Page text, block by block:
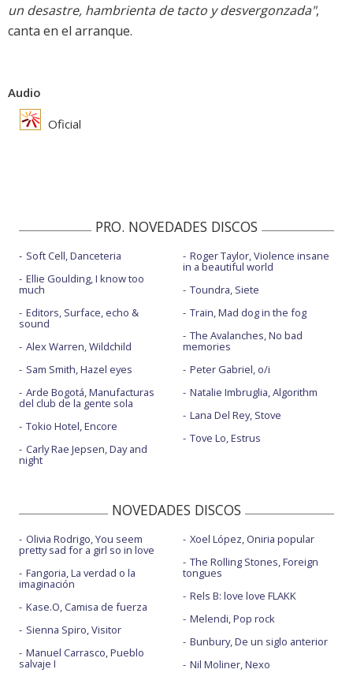
un desastre, hambrienta de tacto y desvergonzada",
canta en el arranque.
Audio
Oficial
PRO. NOVEDADES DISCOS
Soft Cell, Danceteria
Ellie Goulding, I know too
much
Editors, Surface, echo &
sound
Alex Warren, Wildchild
Sam Smith, Hazel eyes
Arde Bogotá, Manufacturas
del club de la gente sola
Tokio Hotel, Encore
Carly Rae Jepsen, Day and
night
Roger Taylor, Violence insane
in a beautiful world
Toundra, Siete
Train, Mad dog in the fog
The Avalanches, No bad
memories
Peter Gabriel, o/i
Natalie Imbruglia, Algorithm
Lana Del Rey, Stove
Tove Lo, Estrus
NOVEDADES DISCOS
Olivia Rodrigo, You seem
pretty sad for a girl so in love
Fangoria, La verdad o la
imaginación
Kase.O, Camisa de fuerza
Sienna Spiro, Visitor
Manuel Carrasco, Pueblo
salvaje I
Xoel López, Oniria popular
The Rolling Stones, Foreign
tongues
Rels B: love love FLAKK
Melendi, Pop rock
Bunbury, De un siglo anterior
Nil Moliner, Nexo